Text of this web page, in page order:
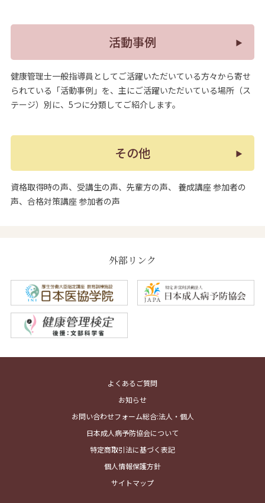
活動事例
健康管理士一般指導員としてご活躍いただいている方々から寄せ
られている「活動事例」を、主にご活躍いただいている場所（ス
テージ）別に、5つに分類してご紹介します。
その他
資格取得時の声、受講生の声、先輩方の声、 養成講座 参加者の
声、合格対策講座 参加者の声
外部リンク
よくあるご質問
お知らせ
お問い合わせフォーム総合:法人・個人
日本成人病予防協会について
特定商取引法に基づく表記
個人情報保護方針
サイトマップ